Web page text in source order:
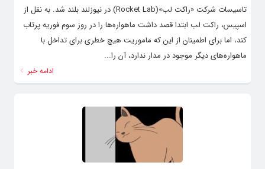
تاسیسات شرکت «راکت لب»(Rocket Lab) در نیوزلند بلند شد. به نقل از
اسپیس، راکت لب ابتدا قصد داشت ماهواره‌ها را در روز سوم فوریه پرتاب
کند، اما برای اطمینان از این که ماموریت هیچ خطری برای تداخل با
ماهواره‌های دیگر موجود در مدار ندارد، آن را...
ادامه خبر